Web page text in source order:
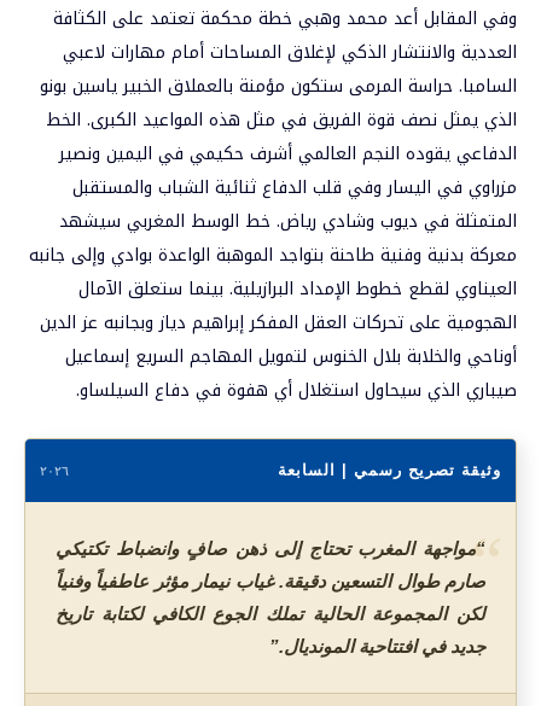
وفي المقابل أعد محمد وهبي خطة محكمة تعتمد على الكثافة
العددية والانتشار الذكي لإغلاق المساحات أمام مهارات لاعبي
السامبا. حراسة المرمى ستكون مؤمنة بالعملاق الخبير ياسين بونو
الذي يمثل نصف قوة الفريق في مثل هذه المواعيد الكبرى. الخط
الدفاعي يقوده النجم العالمي أشرف حكيمي في اليمين ونصير
مزراوي في اليسار وفي قلب الدفاع ثنائية الشباب والمستقبل
المتمثلة في ديوب وشادي رياض. خط الوسط المغربي سيشهد
معركة بدنية وفنية طاحنة بتواجد الموهبة الواعدة بوادي وإلى جانبه
العيناوي لقطع خطوط الإمداد البرازيلية. بينما ستعلق الآمال
الهجومية على تحركات العقل المفكر إبراهيم دياز وبجانبه عز الدين
أوناحي والخلابة بلال الخنوس لتمويل المهاجم السريع إسماعيل
صيباري الذي سيحاول استغلال أي هفوة في دفاع السيلساو.
وثيقة تصريح رسمي | السابعة ٢٠٢٦
““مواجهة المغرب تحتاج إلى ذهن صافٍ وانضباط تكتيكي
صارم طوال التسعين دقيقة. غياب نيمار مؤثر عاطفياً وفنياً
لكن المجموعة الحالية تملك الجوع الكافي لكتابة تاريخ
جديد في افتتاحية المونديال.”